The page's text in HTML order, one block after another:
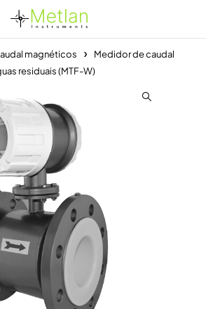
magnéticos
Medidor de caudal
residuais (MTF-W)